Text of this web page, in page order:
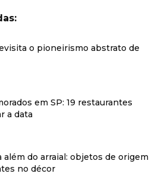
o pioneirismo abstrato de
em SP: 19 restaurantes
a data
além do arraial: objetos de origem
no décor